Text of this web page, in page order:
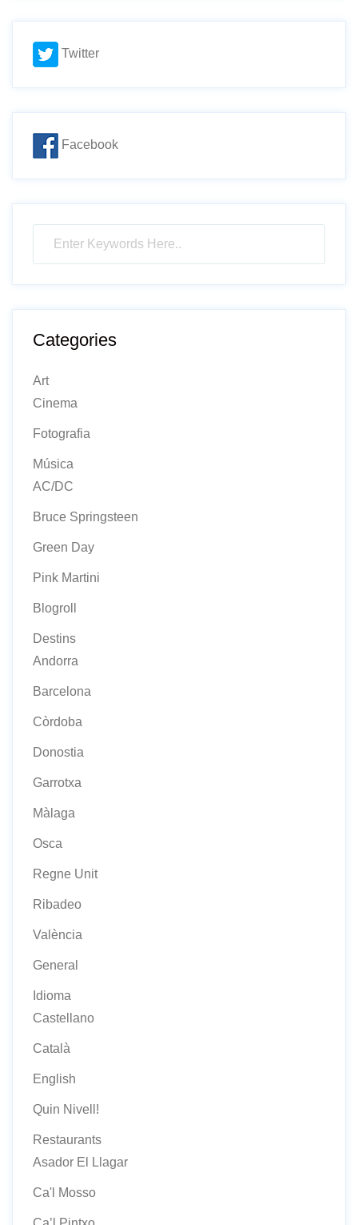
Twitter
Facebook
Categories
Art
Cinema
Fotografia
Música
AC/DC
Bruce Springsteen
Green Day
Pink Martini
Blogroll
Destins
Andorra
Barcelona
Còrdoba
Donostia
Garrotxa
Màlaga
Osca
Regne Unit
Ribadeo
València
General
Idioma
Castellano
Català
English
Quin Nivell!
Restaurants
Asador El Llagar
Ca'l Mosso